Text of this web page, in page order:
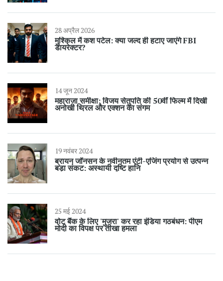
28 अप्रैल 2026
मुश्किल में कश पटेल: क्या जल्द ही हटाए जाएंगे FBI
डायरेक्टर?
14 जून 2024
महाराजा समीक्षा: विजय सेतुपति की 50वीं फिल्म में दिखी
अनोखी थ्रिल और एक्शन का संगम
19 नवंबर 2024
ब्रायन जॉनसन के नवीनतम एंटी-एजिंग प्रयोग से उत्पन्न
बड़ा संकट: अस्थायी दृष्टि हानि
25 मई 2024
वोट बैंक के लिए 'मुजरा' कर रहा इंडिया गठबंधन: पीएम
मोदी का विपक्ष पर तीखा हमला